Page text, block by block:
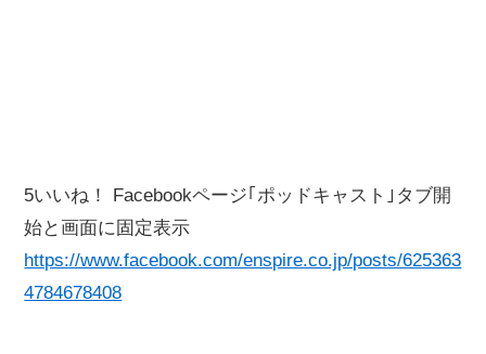
5いいね！ Facebookページ｢ポッドキャスト｣タブ開
始と画面に固定表示
https://www.facebook.com/enspire.co.jp/posts/625363
4784678408